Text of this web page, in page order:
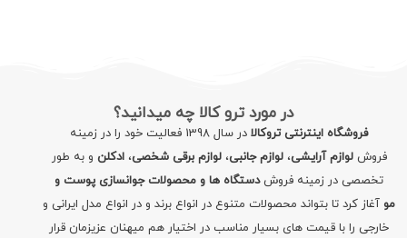
در مورد ترو کالا چه میدانید؟
فروشگاه اینترنتی تروکالا
در سال 1398 فعالیت خود را در زمینه
فروشلوازم آرایشی،لوازم جانبی،لوازم برقی شخصی،ادکلن و به طور
تخصصی در زمینه فروشدستگاه ها و محصولات جوانسازی پوست و
مو آغاز کرد تا بتواند محصولات متنوع در انواع برند و در انواع مدل ایرانی و
خارجی را با قیمت های بسیار مناسب در اختیار هم میهنان عزیزمان قرار